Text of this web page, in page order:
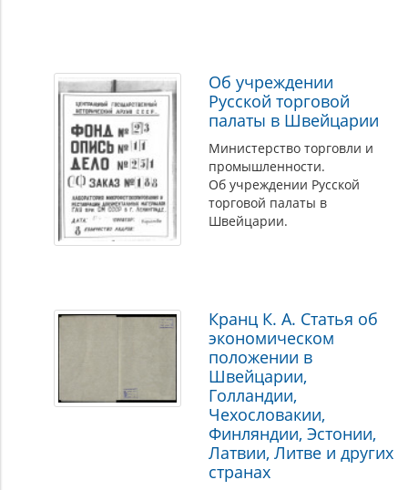
Об учреждении
Русской торговой
палаты в Швейцарии
Министерство торговли и
промышленности.
Об учреждении Русской
торговой палаты в
Швейцарии.
Кранц К. А. Статья об
экономическом
положении в
Швейцарии,
Голландии,
Чехословакии,
Финляндии, Эстонии,
Латвии, Литве и других
странах